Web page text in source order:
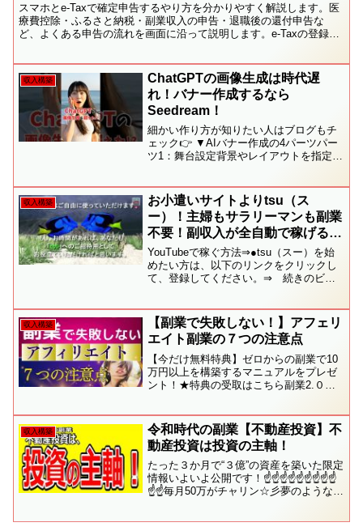
スマホとe-Taxで確定申告するやり方を分かりやすく解説します。医
療費控除・ふるさと納税・副業収入の申告・退職後の還付申告な
ど、よくある申告の流れを画面に沿って説明します。e-Taxの登録方
収入構築
ChatGPTの画像生成は時代遅
れ！バナー作成するなら
Seedream！
細かい作り方が知りたい人はブログもチ
ェック👉 ▼AIバナー作成の4パーツパー
ツ1：舞台設定背景やレイアウトを指定。
例：smiling you...
収入構築
お小遣いサイトよりtsu（ス
ー）！主婦もサラリーマンも副業
不要！副収入が全自動で稼げる
SNS【TSU、tsu 、スー、すー、
ツー、つー】に乗り換えて簡単に
稼ぐ方法、登録、使い方、稼ぎ方
YouTubeで稼ぐ方法⇒●tsu（スー）を始
めたい方は、以下のリンクをクリックし
て、登録してください。⇒ 続きのビデ
簡単説明】tsu創業者セバスチャンインタ
ビュー...
収入構築
【副業で失敗しない！】アフェリ
エイト副業の７つの注意点
【今だけ無料特典】ゼロからの副業で10
万円以上を構築するマニュアルをプレゼ
ント！★特典の受取はこちら副業2.０で
業2.0で稼ぐ】自動化のコツ★特典の受取
（無料相談）...
収入構築
令和時代の副業【不動産投資】不
動産投資は投資の主軸！
たった３か月で“３億”の資産を築いた限定
情報いよいよ公開です！☝☝☝☝☝☝☝☝☝
☝☝毎月50万がチャリン☆彡夢のような生